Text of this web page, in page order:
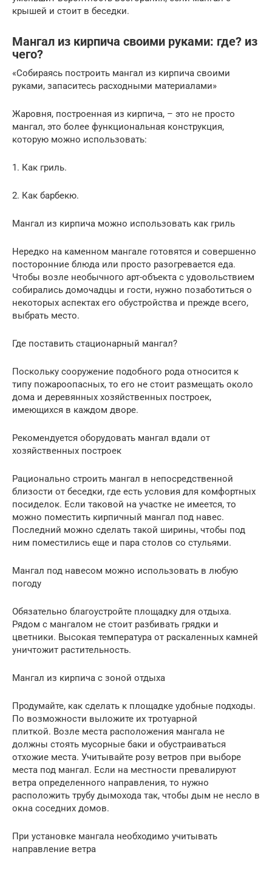
крышей и стоит в беседки.
Мангал из кирпича своими руками: где? из
чего?
«Собираясь построить мангал из кирпича своими
руками, запаситесь расходными материалами»
Жаровня, построенная из кирпича, – это не просто
мангал, это более функциональная конструкция,
которую можно использовать:
1. Как гриль.
2. Как барбекю.
Мангал из кирпича можно использовать как гриль
Нередко на каменном мангале готовятся и совершенно
посторонние блюда или просто разогревается еда.
Чтобы возле необычного арт-объекта с удовольствием
собирались домочадцы и гости, нужно позаботиться о
некоторых аспектах его обустройства и прежде всего,
выбрать место.
Где поставить стационарный мангал?
Поскольку сооружение подобного рода относится к
типу пожароопасных, то его не стоит размещать около
дома и деревянных хозяйственных построек,
имеющихся в каждом дворе.
Рекомендуется оборудовать мангал вдали от
хозяйственных построек
Рационально строить мангал в непосредственной
близости от беседки, где есть условия для комфортных
посиделок. Если таковой на участке не имеется, то
можно поместить кирпичный мангал под навес.
Последний можно сделать такой ширины, чтобы под
ним поместились еще и пара столов со стульями.
Мангал под навесом можно использовать в любую
погоду
Обязательно благоустройте площадку для отдыха.
Рядом с мангалом не стоит разбивать грядки и
цветники. Высокая температура от раскаленных камней
уничтожит растительность.
Мангал из кирпича с зоной отдыха
Продумайте, как сделать к площадке удобные подходы.
По возможности выложите их тротуарной
плиткой. Возле места расположения мангала не
должны стоять мусорные баки и обустраиваться
отхожие места. Учитывайте розу ветров при выборе
места под мангал. Если на местности превалируют
ветра определенного направления, то нужно
расположить трубу дымохода так, чтобы дым не несло в
окна соседних домов.
При установке мангала необходимо учитывать
направление ветра